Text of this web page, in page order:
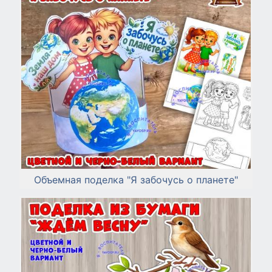
Объемная поделка "Я забочусь о планете"